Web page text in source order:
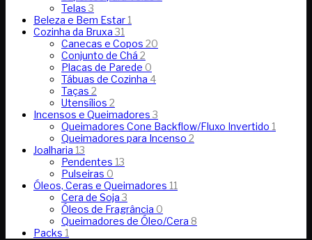
Telas3
Beleza e Bem Estar 1
Cozinha da Bruxa31
Canecas e Copos 20
Conjunto de Chá 2
Placas de Parede 0
Tábuas de Cozinha 4
Taças 2
Utensílios 2
Incensos e Queimadores3
Queimadores Cone Backflow/Fluxo Invertido 1
Queimadores para Incenso 2
Joalharia 13
Pendentes 13
Pulseiras 0
Óleos, Ceras e Queimadores 11
Cera de Soja3
Óleos de Fragrância 0
Queimadores de Óleo/Cera 8
Packs 1